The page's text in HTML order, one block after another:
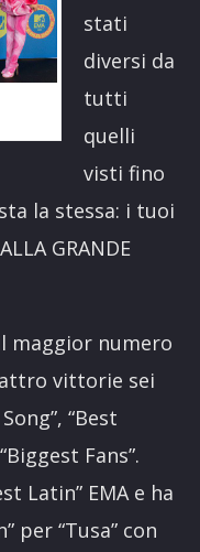
stati
diversi da
tutti
quelli
visti fino
la stessa: i tuoi
GRANDE
maggior numero
vittorie sei
“Best
Fans”.
Latin” EMA e ha
per “Tusa” con